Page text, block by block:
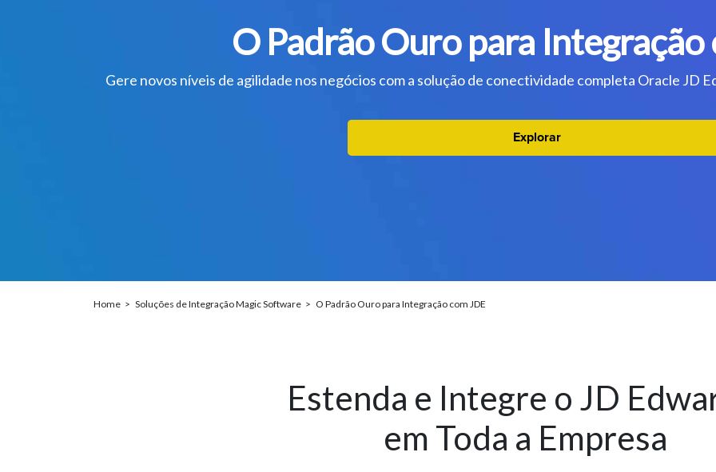
O Padrão Ouro para Integração
Gere novos níveis de agilidade nos negócios com a solução de conectividade completa Oracle JD
Explorar
Home Soluções de Integração Magic Software O Padrão Ouro para Integração com JDE
Estenda e Integre o JD
em Toda a Empresa